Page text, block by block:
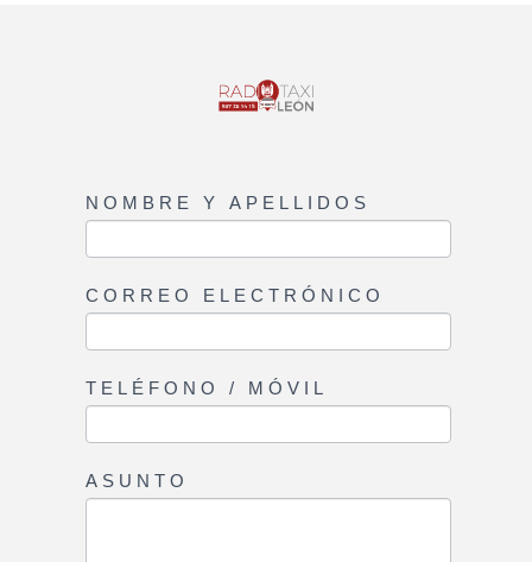
CONTACT
US
NOMBRE Y APELLIDOS
CORREO ELECTRÓNICO
TELÉFONO / MÓVIL
ASUNTO
SI
HUMANO,
ESTE
BLANCO.